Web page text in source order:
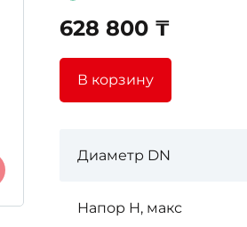
628 800 ₸
В корзину
Диаметр DN
Напор H, макс